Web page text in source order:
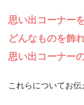
思い出コーナー
どんなものを飾
思い出コーナー
これらについてお伝